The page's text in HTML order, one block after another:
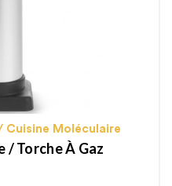
Cuisine Moléculaire
/ Torche À Gaz